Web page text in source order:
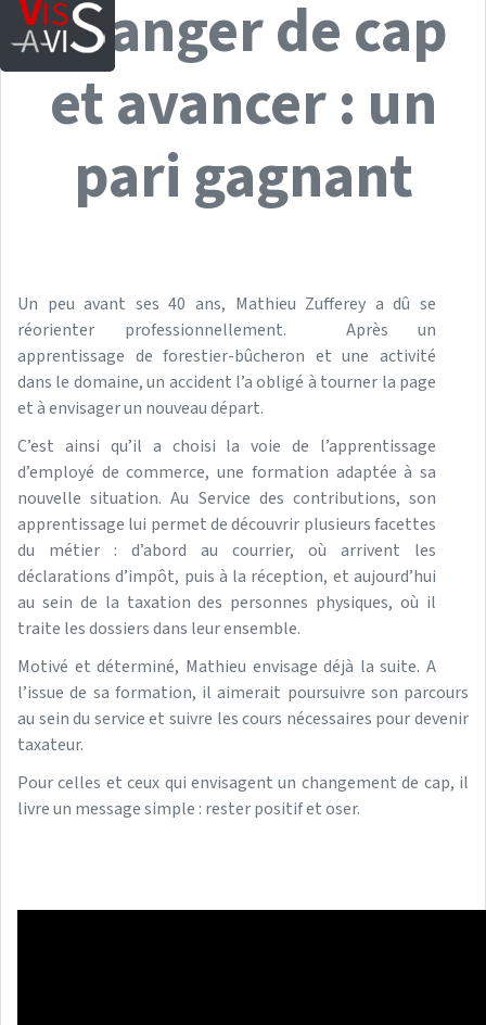
Saut au contenu principal
Changer de cap
et avancer : un
pari gagnant
Un peu avant ses 40 ans, Mathieu Zufferey a dû se
réorienter professionnellement. Après un
apprentissage de forestier-bûcheron et une activité
dans le domaine, un accident l’a obligé à tourner la page
et à envisager un nouveau départ.
C’est ainsi qu’il a choisi la voie de l’apprentissage
d’employé de commerce, une formation adaptée à sa
nouvelle situation. Au Service des contributions, son
apprentissage lui permet de découvrir plusieurs facettes
du métier : d’abord au courrier, où arrivent les
déclarations d’impôt, puis à la réception, et aujourd’hui
au sein de la taxation des personnes physiques, où il
traite les dossiers dans leur ensemble.
Motivé et déterminé, Mathieu envisage déjà la suite. A
l’issue de sa formation, il aimerait poursuivre son parcours
au sein du service et suivre les cours nécessaires pour devenir
taxateur.
Pour celles et ceux qui envisagent un changement de cap, il
livre un message simple : rester positif et oser.